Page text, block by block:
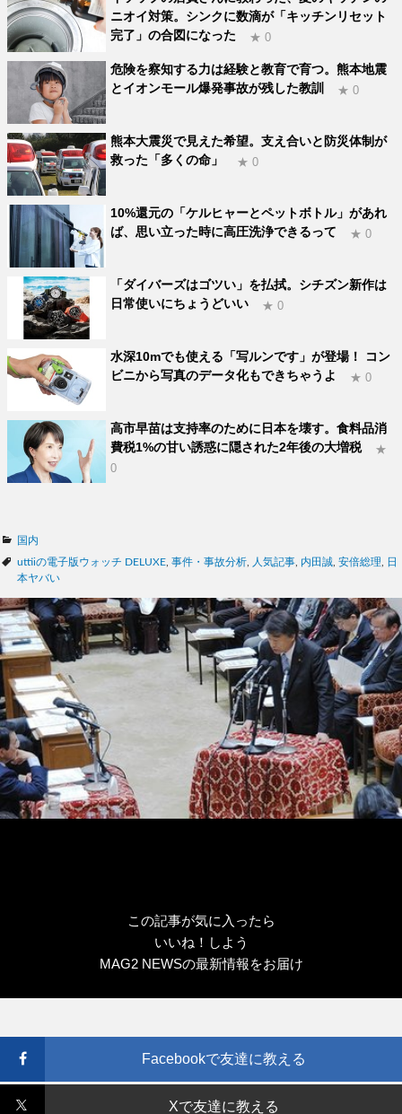
ニオイ対策。シンクに数滴が「キッチンリセット
完了」の合図になった
★ 0
危険を察知する力は経験と教育で育つ。熊本地震
とイオンモール爆発事故が残した教訓
★ 0
熊本大震災で見えた希望。支え合いと防災体制が
救った「多くの命」
★ 0
10%還元の「ケルヒャーとペットボトル」があれ
ば、思い立った時に高圧洗浄できるって
★ 0
「ダイバーズはゴツい」を払拭。シチズン新作は
日常使いにちょうどいい
★ 0
水深10mでも使える「写ルンです」が登場！ コン
ビニから写真のデータ化もできちゃうよ
★ 0
高市早苗は支持率のために日本を壊す。食料品消
費税1%の甘い誘惑に隠された2年後の大増税
★
0
カ
テ
ゴ
ー
国内
タ
グ
uttiiの電子版ウォッチ DELUXE 事件・事故分析 人気記事 内田誠 安倍総理
日
本ヤバい
この記事が気に入ったら
いいね！しよう
MAG2 NEWSの最新情報をお届け
Facebookで友達に教える
Xで友達に教える